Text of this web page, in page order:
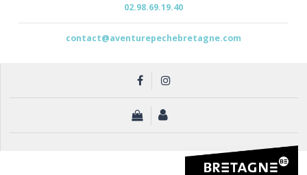
02.98.69.19.40
contact@aventurepechebretagne.com